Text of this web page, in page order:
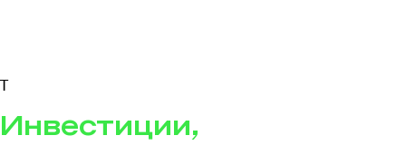
T
Инвестиции,